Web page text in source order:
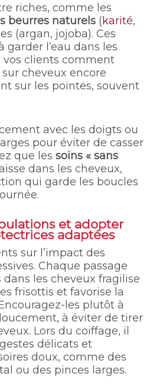
riches, comme les
beurres naturels (karité,
(argan, jojoba). Ces
l’eau dans les
vos clients comment
cheveux encore
sur les pointes, souvent
avec les doigts ou
pour éviter de casser
que les soins « sans
dans les cheveux,
qui garde les boucles
et adopter
adaptées
sur l’impact des
Chaque passage
les cheveux fragilise
frisottis et favorise la
les plutôt à
à éviter de tirer
Lors du coiffage, il
délicats et
doux, comme des
ou des pinces larges.